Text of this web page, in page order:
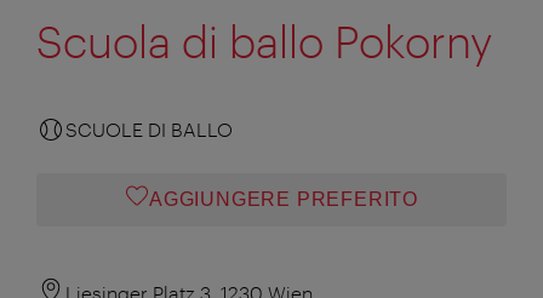
Scuola di ballo Pokorny
SCUOLE DI BALLO
AGGIUNGERE PREFERITO
Liesinger Platz 3, 1230 Wien